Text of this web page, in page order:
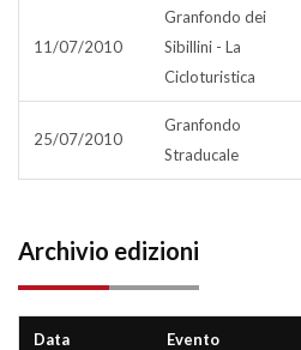
11/07/2010
Granfondo dei
Sibillini - La
Cicloturistica
25/07/2010
Granfondo
Straducale
Archivio edizioni
Data Evento